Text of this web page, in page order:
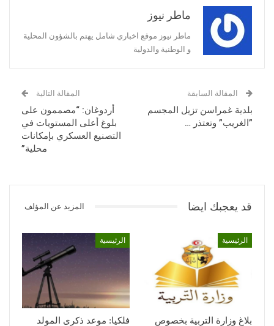
ماطر نيوز
ماطر نيوز موقع اخباري شامل يهتم بالشؤون المحلية
و الوطنية والدولية
المقالة السابقة
بلدية غمراسن تزيل المجسم
”الغريب” وتعتذر …
المقالة التالية
أردوغان: “مصممون على
بلوغ أعلى المستويات في
التصنيع العسكري بإمكانات
محلية”
قد يعجبك ايضا المزيد عن المؤلف
الرئيسية
بلاغ وزارة التربية بخصوص
الرئيسية
فلكيا: موعد ذكرى المولد